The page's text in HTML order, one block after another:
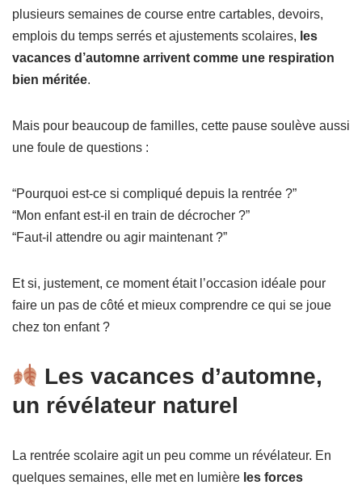
plusieurs semaines de course entre cartables, devoirs,
emplois du temps serrés et ajustements scolaires, les
vacances d’automne arrivent comme une respiration
bien méritée.
Mais pour beaucoup de familles, cette pause soulève aussi
une foule de questions :
“Pourquoi est-ce si compliqué depuis la rentrée ?”
“Mon enfant est-il en train de décrocher ?”
“Faut-il attendre ou agir maintenant ?”
Et si, justement, ce moment était l’occasion idéale pour
faire un pas de côté et mieux comprendre ce qui se joue
chez ton enfant ?
Les vacances d’automne,
un révélateur naturel
La rentrée scolaire agit un peu comme un révélateur. En
quelques semaines, elle met en lumière les forces